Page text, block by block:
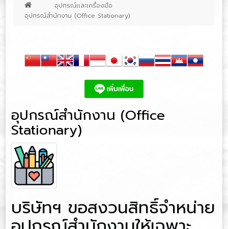
อุปกรณ์เเละเครื่องมือ
อุปกรณ์สำนักงาน (Office Stationary)
อุปกรณ์สำนักงาน (Office
Stationary)
บริษัทฯ ขอสงวนสิทธิ์จำหน่าย